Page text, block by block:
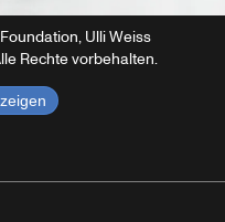
Ulli Weiss
Rechte vorbehalten.